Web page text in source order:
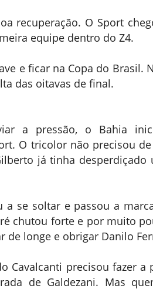
recuperação. O Sport
equipe dentro do Z4.
e ficar na Copa do Brasil.
das oitavas de final.
a pressão, o Bahia
O tricolor não precisou
já tinha
a se soltar e passou a
chutou forte e por muito
de longe e obrigar Danilo
Cavalcanti precisou fazer a
de Galdezani. Mas